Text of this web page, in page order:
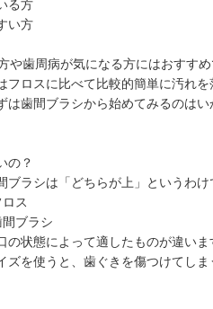
い方
や歯周病が気になる方にはおすすめ
フロスに比べて比較的簡単に汚れ
は歯間ブラシから始めてみるのはい
の？
ブラシは「どちらが上」というわけ
ス
ブラシ
の状態によって適したものが違いま
ズを使うと、歯ぐきを傷つけてし